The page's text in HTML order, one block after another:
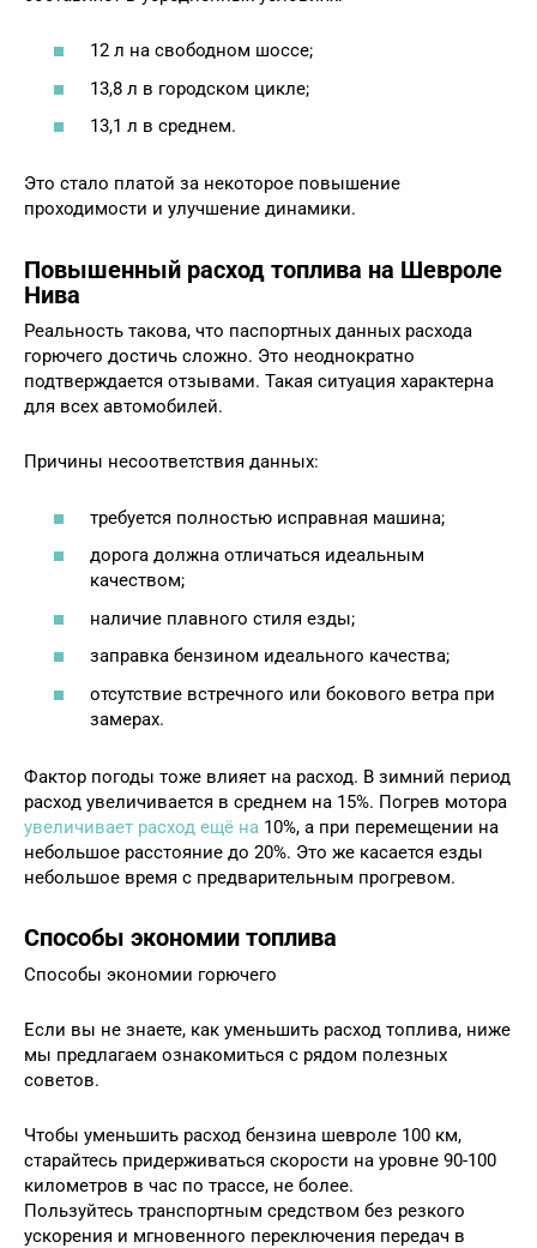
12 л на свободном шоссе;
13,8 л в городском цикле;
13,1 л в среднем.
Это стало платой за некоторое повышение
проходимости и улучшение динамики.
Повышенный расход топлива на Шевроле
Нива
Реальность такова, что паспортных данных расхода
горючего достичь сложно. Это неоднократно
подтверждается отзывами. Такая ситуация характерна
для всех автомобилей.
Причины несоответствия данных:
требуется полностью исправная машина;
дорога должна отличаться идеальным
качеством;
наличие плавного стиля езды;
заправка бензином идеального качества;
отсутствие встречного или бокового ветра при
замерах.
Фактор погоды тоже влияет на расход. В зимний период
расход увеличивается в среднем на 15%. Погрев мотора
увеличивает расход ещё на 10%, а при перемещении на
небольшое расстояние до 20%. Это же касается езды
небольшое время с предварительным прогревом.
Способы экономии топлива
Способы экономии горючего
Если вы не знаете, как уменьшить расход топлива, ниже
мы предлагаем ознакомиться с рядом полезных
советов.
Чтобы уменьшить расход бензина шевроле 100 км,
старайтесь придерживаться скорости на уровне 90-100
километров в час по трассе, не более.
Пользуйтесь транспортным средством без резкого
ускорения и мгновенного переключения передач в